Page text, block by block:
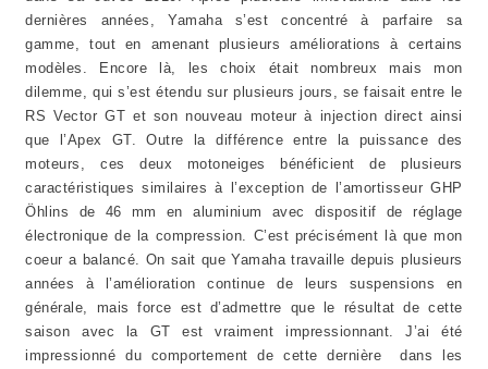
dernières années, Yamaha s’est concentré à parfaire sa
gamme, tout en amenant plusieurs améliorations à certains
modèles. Encore là, les choix était nombreux mais mon
dilemme, qui s’est étendu sur plusieurs jours, se faisait entre le
RS Vector GT et son nouveau moteur à injection direct ainsi
que l’Apex GT. Outre la différence entre la puissance des
moteurs, ces deux motoneiges bénéficient de plusieurs
caractéristiques similaires à l’exception de l’amortisseur GHP
Öhlins de 46 mm en aluminium avec dispositif de réglage
électronique de la compression. C’est précisément là que mon
coeur a balancé. On sait que Yamaha travaille depuis plusieurs
années à l’amélioration continue de leurs suspensions en
générale, mais force est d’admettre que le résultat de cette
saison avec la GT est vraiment impressionnant. J’ai été
impressionné du comportement de cette dernière dans les